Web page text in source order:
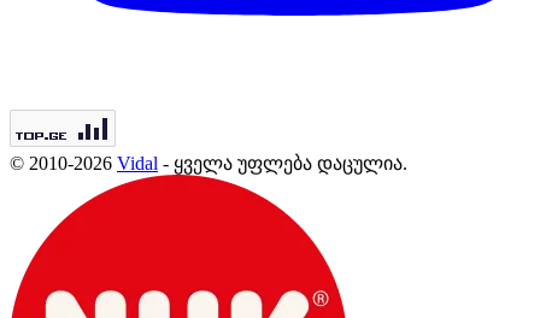
© 2010-2026 Vidal - ყველა უფლება დაცულია.